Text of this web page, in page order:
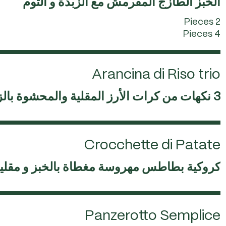
الخبز الطازج المقرمش مع الزبدة و الثوم
2 Pieces
4 Pieces
Arancina di Riso trio
3 نكهات من كرات الأرز المقلية والمحشوة بالزعفران أو البيستو أو الموزاريلا
Crocchette di Patate
كروكية بطاطس مهروسة مغطاة بالخبز و مقلية –
Panzerotto Semplice